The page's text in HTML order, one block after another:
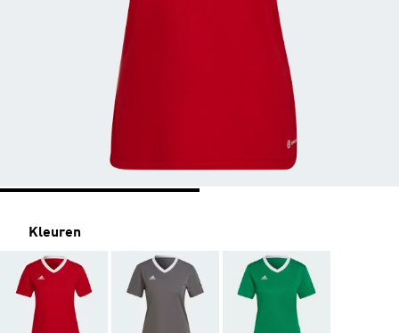
Kleuren